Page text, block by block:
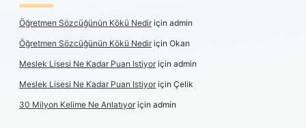
Öğretmen Sözcüğünün Kökü Nediriçin admin
Öğretmen Sözcüğünün Kökü Nediriçin Okan
Meslek Lisesi Ne Kadar Puan Istiyoriçin admin
Meslek Lisesi Ne Kadar Puan Istiyoriçin Çelik
30 Milyon Kelime Ne Anlatıyoriçin admin